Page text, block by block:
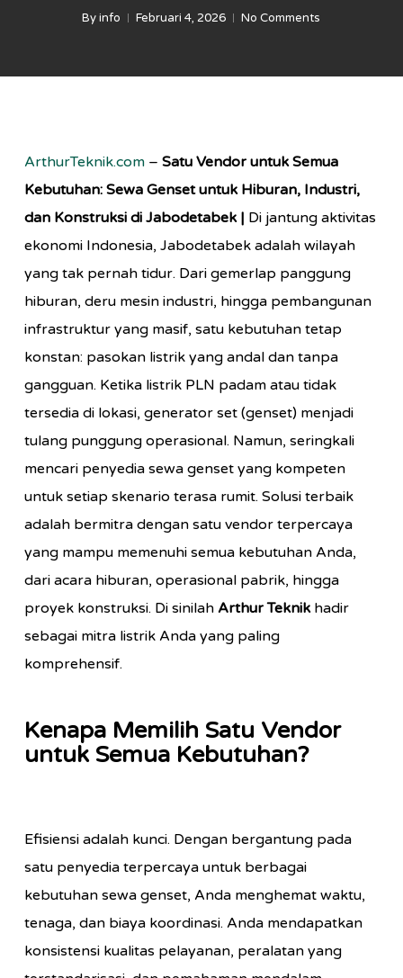
By info Februari 4, 2026 No Comments
ArthurTeknik.com– Satu Vendor untuk Semua
Kebutuhan: Sewa Genset untuk Hiburan, Industri,
dan Konstruksi di Jabodetabek | Di jantung aktivitas
ekonomi Indonesia, Jabodetabek adalah wilayah
yang tak pernah tidur. Dari gemerlap panggung
hiburan, deru mesin industri, hingga pembangunan
infrastruktur yang masif, satu kebutuhan tetap
konstan: pasokan listrik yang andal dan tanpa
gangguan. Ketika listrik PLN padam atau tidak
tersedia di lokasi, generator set (genset) menjadi
tulang punggung operasional. Namun, seringkali
mencari penyedia sewa genset yang kompeten
untuk setiap skenario terasa rumit. Solusi terbaik
adalah bermitra dengan satu vendor terpercaya
yang mampu memenuhi semua kebutuhan Anda,
dari acara hiburan, operasional pabrik, hingga
proyek konstruksi. Di sinilah Arthur Teknikhadir
sebagai mitra listrik Anda yang paling
komprehensif.
Kenapa Memilih Satu Vendor
untuk Semua Kebutuhan?
Efisiensi adalah kunci. Dengan bergantung pada
satu penyedia terpercaya untuk berbagai
kebutuhan sewa genset, Anda menghemat waktu,
tenaga, dan biaya koordinasi. Anda mendapatkan
konsistensi kualitas pelayanan, peralatan yang